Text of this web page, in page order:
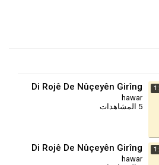
Di Rojê De Nûçeyên Girîng
hawar
Di Rojê De Nûçeyên Girîng
hawar